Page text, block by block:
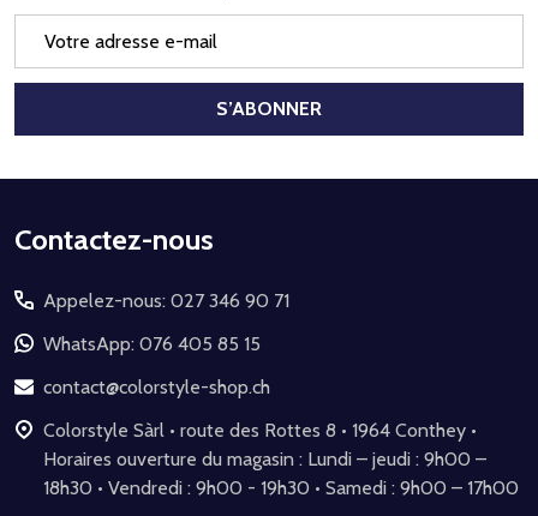
mail
S’ABONNER
Début
pied
de
page
Contactez-nous
Appelez-nous: 027 346 90 71
WhatsApp: 076 405 85 15
contact@colorstyle-shop.ch
Colorstyle Sàrl • route des Rottes 8 • 1964 Conthey •
Horaires ouverture du magasin : Lundi – jeudi : 9h00 –
18h30 • Vendredi : 9h00 - 19h30 • Samedi : 9h00 – 17h00